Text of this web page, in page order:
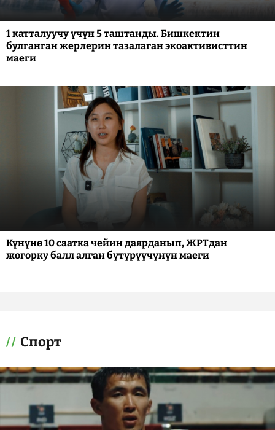
1 катталуучу үчүн 5 таштанды. Бишкектин
булганган жерлерин тазалаган экоактивисттин
маеги
Күнүнө 10 саатка чейин даярданып, ЖРТдан
жогорку балл алган бүтүрүүчүнүн маеги
Спорт